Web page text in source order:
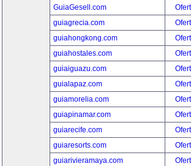
GuiaGesell.com
guiagrecia.com
guiahongkong.com
guiahostales.com
guiaiguazu.com
guialapaz.com
guiamorelia.com
guiapinamar.com
guiarecife.com
guiaresorts.com
guiarivieramaya.com